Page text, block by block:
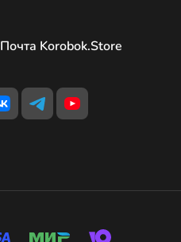
Почта Korobok.Store